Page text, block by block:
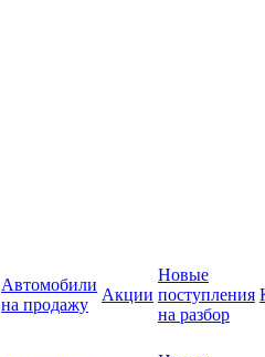
Автомобили
на продажу
Акции
Новые
поступления
на разбор